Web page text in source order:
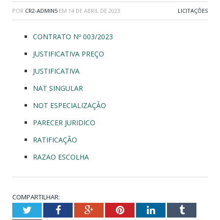
POR CR2-ADMIN5 EM 14 DE ABRIL DE 2023 LICITAÇÕES
CONTRATO Nº 003/2023
JUSTIFICATIVA PREÇO
JUSTIFICATIVA
NAT SINGULAR
NOT ESPECIALIZAÇÃO
PARECER JURIDICO
RATIFICAÇÃO
RAZAO ESCOLHA
COMPARTILHAR:
TwitterFacebookGoogle+PinterestLinkedInTumblr